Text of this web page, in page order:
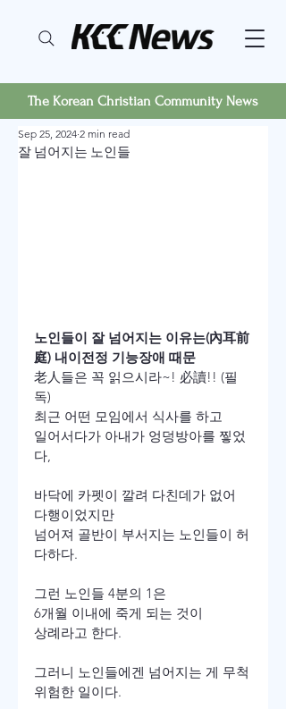
The Korean Christian Community News
잘 넘어지는 노인들
Sep 25, 2024 2 min read
노인들이 잘 넘어지는 이유는(內耳前
庭) 내이전정 기능장애 때문
老人들은 꼭 읽으시라~! 必讀!! (필
독)
최근 어떤 모임에서 식사를 하고
일어서다가 아내가 엉덩방아를 찧었
다,
바닥에 카펫이 깔려 다친데가 없어
다행이었지만
넘어져 골반이 부서지는 노인들이 허
다하다.
그런 노인들 4분의 1은
6개월 이내에 죽게 되는 것이
상례라고 한다.
그러니 노인들에겐 넘어지는 게 무척
위험한 일이다.